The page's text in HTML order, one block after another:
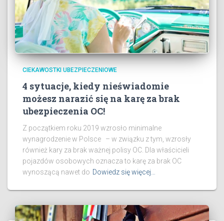
CIEKAWOSTKI UBEZPIECZENIOWE
4 sytuacje, kiedy nieświadomie
możesz narazić się na karę za brak
ubezpieczenia OC!
Z początkiem roku 2019 wzrosło minimalne
wynagrodzenie w Polsce – w związku z tym, wzrosły
również kary za brak ważnej polisy OC. Dla właścicieli
pojazdów osobowych oznacza to karę za brak OC
wynoszącą nawet do Dowiedz się więcej…